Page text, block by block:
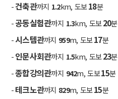
-건축관까지 1.2km, 도보18분
-공동실험관까지 1.3km, 도보20분
-시스템관까지 959m, 도보17분
-인문사회관까지 1.5km, 도보23분
-종합강의관까지 942m, 도보15분
-테크노관까지 829m, 도보15분